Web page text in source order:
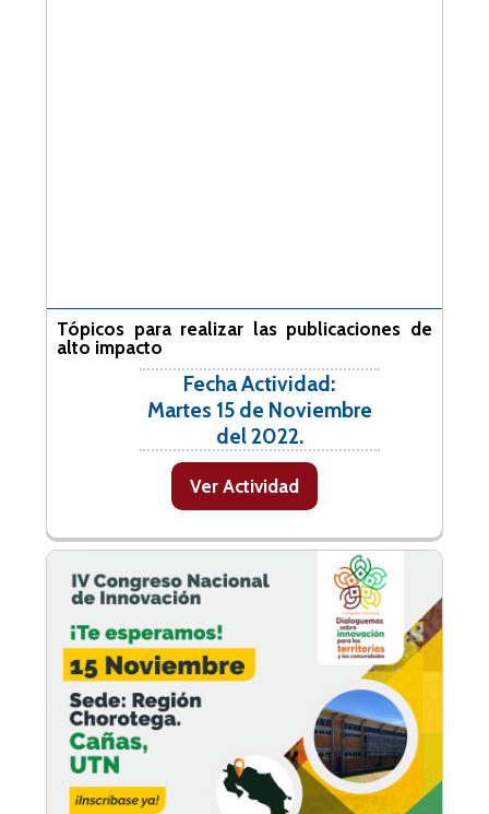
Tópicos para realizar las publicaciones de
alto impacto
Fecha Actividad:
Martes 15 de Noviembre
del 2022.
Ver Actividad